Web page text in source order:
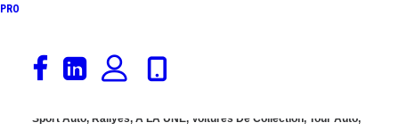
PRO
Sport Auto, Rallyes, À LA UNE, Voitures De Collection, Tour Auto,